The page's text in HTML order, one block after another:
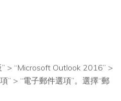
> “Microsoft Outlook 2016” >
” > “電子郵件選項”。選擇“郵